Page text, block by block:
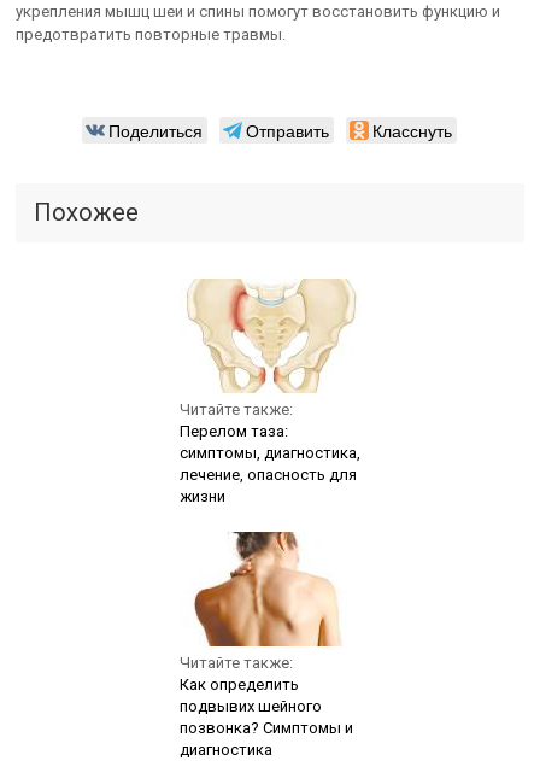
укрепления мышц шеи и спины помогут восстановить функцию и
предотвратить повторные травмы.
Поделиться Отправить Класснуть
Похожее
Читайте также:
Перелом таза:
симптомы, диагностика,
лечение, опасность для
жизни
Читайте также:
Как определить
подвывих шейного
позвонка? Симптомы и
диагностика